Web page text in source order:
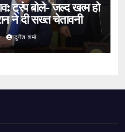
ट्रंप बोले- जल्द खत्म हो
ने दी सख्त चेतावनी
दुर्गेश शर्मा